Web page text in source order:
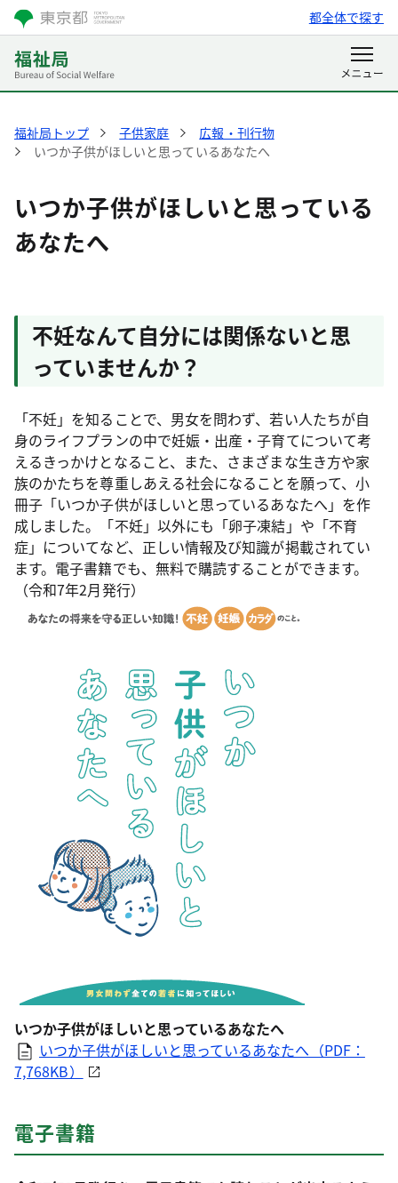
都全体で探す
福祉局トップ 子供家庭
広報・刊行物
いつか子供がほしいと思っているあなたへ
いつか子供がほしいと思っている
あなたへ
不妊なんて自分には関係ないと思
っていませんか？
「不妊」を知ることで、男女を問わず、若い人たちが自
身のライフプランの中で妊娠・出産・子育てについて考
えるきっかけとなること、また、さまざまな生き方や家
族のかたちを尊重しあえる社会になることを願って、小
冊子「いつか子供がほしいと思っているあなたへ」を作
成しました。「不妊」以外にも「卵子凍結」や「不育
症」についてなど、正しい情報及び知識が掲載されてい
ます。電子書籍でも、無料で購読することができます。
（令和7年2月発行）
いつか子供がほしいと思っているあなたへ
いつか子供がほしいと思っているあなたへ（PDF：
7,768KB）
電子書籍